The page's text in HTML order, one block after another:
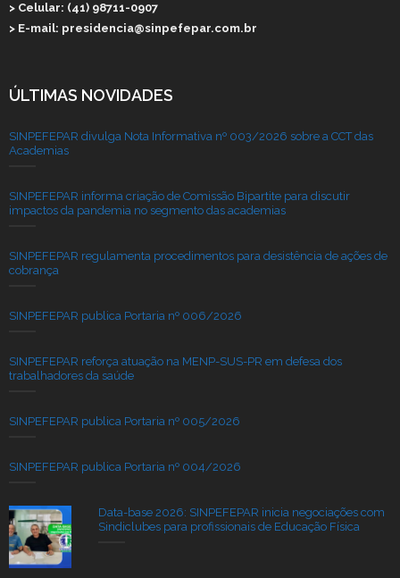
> Celular: (41) 98711-0907
> E-mail: presidencia@sinpefepar.com.br
ÚLTIMAS NOVIDADES
SINPEFEPAR divulga Nota Informativa nº 003/2026 sobre a CCT das
Academias
SINPEFEPAR informa criação de Comissão Bipartite para discutir
impactos da pandemia no segmento das academias
SINPEFEPAR regulamenta procedimentos para desistência de ações de
cobrança
SINPEFEPAR publica Portaria nº 006/2026
SINPEFEPAR reforça atuação na MENP-SUS-PR em defesa dos
trabalhadores da saúde
SINPEFEPAR publica Portaria nº 005/2026
SINPEFEPAR publica Portaria nº 004/2026
Data-base 2026: SINPEFEPAR inicia negociações com
Sindiclubes para profissionais de Educação Física